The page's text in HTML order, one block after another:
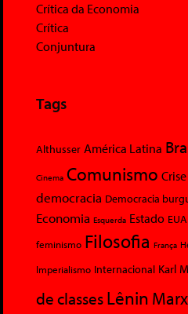
Crítica da Economia
Crítica
Conjuntura
Tags
Althusser América Latina
Cinema Comunismo Crise
democracia Democracia
Economia Esquerda Estado EUA
feminismo Filosofia França
Imperialismo Internacional Karl
de classesLênin Marx